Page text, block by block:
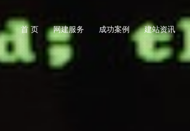
首 页 网建服务 成功案例 建站资讯